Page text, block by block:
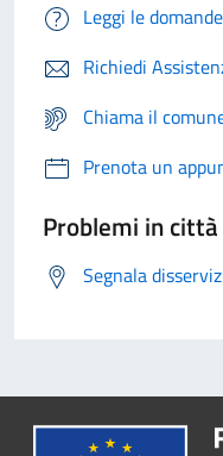
Leggi le
Richiedi
Chiama il
Prenota un
Problemi in città
Segnala